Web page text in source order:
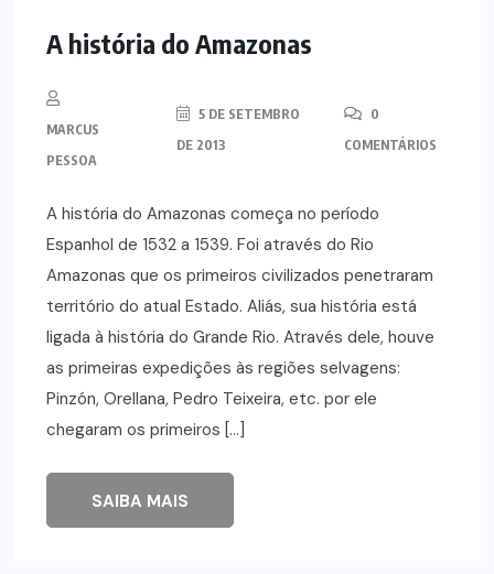
A história do Amazonas
MARCUS
PESSOA
5 DE SETEMBRO
DE 2013
0
COMENTÁRIOS
A história do Amazonas começa no período
Espanhol de 1532 a 1539. Foi através do Rio
Amazonas que os primeiros civilizados penetraram
território do atual Estado. Aliás, sua história está
ligada à história do Grande Rio. Através dele, houve
as primeiras expedições às regiões selvagens:
Pinzón, Orellana, Pedro Teixeira, etc. por ele
chegaram os primeiros […]
SAIBA MAIS